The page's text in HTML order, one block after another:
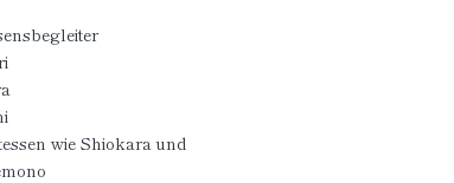
wie Shiokara und